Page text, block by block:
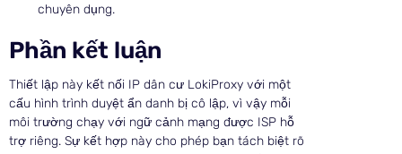
chuyên dụng.
Phần kết luận
Thiết lập này kết nối IP dân cư LokiProxy với một
cấu hình trình duyệt ẩn danh bị cô lập, vì vậy mỗi
môi trường chạy với ngữ cảnh mạng được ISP hỗ
trợ riêng. Sự kết hợp này cho phép bạn tách biệt rõ